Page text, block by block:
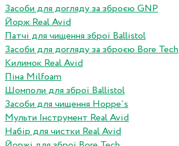
Засоби для догляду за зброєю GNP
Йорж Real Avid
Патчі для чищення зброї Ballistol
Засоби для догляду за зброєю Bore Tech
Килимок Real Avid
Піна Milfoam
Шомполи для зброї Ballistol
Засоби для чищення Hoppe`s
Мульти Інструмент Real Avid
Набір для чистки Real Avid